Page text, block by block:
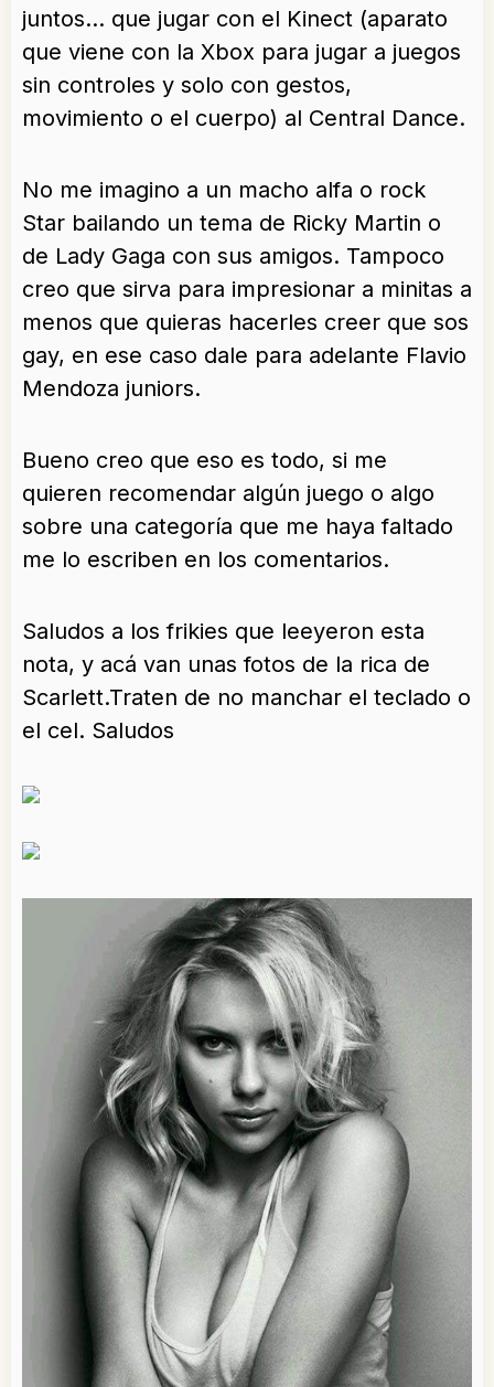
juntos… que jugar con el Kinect (aparato
que viene con la Xbox para jugar a juegos
sin controles y solo con gestos,
movimiento o el cuerpo) al Central Dance.
No me imagino a un macho alfa o rock
Star bailando un tema de Ricky Martin o
de Lady Gaga con sus amigos. Tampoco
creo que sirva para impresionar a minitas a
menos que quieras hacerles creer que sos
gay, en ese caso dale para adelante Flavio
Mendoza juniors.
Bueno creo que eso es todo, si me
quieren recomendar algún juego o algo
sobre una categoría que me haya faltado
me lo escriben en los comentarios.
Saludos a los frikies que leeyeron esta
nota, y acá van unas fotos de la rica de
Scarlett.Traten de no manchar el teclado o
el cel. Saludos